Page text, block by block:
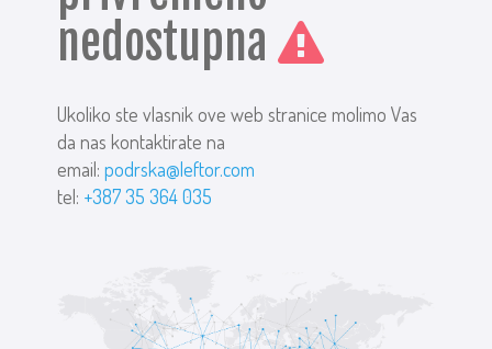
nedostupna
Ukoliko ste vlasnik ove web stranice molimo Vas
da nas kontaktirate na
email:podrska@leftor.com
tel: +387 35 364 035